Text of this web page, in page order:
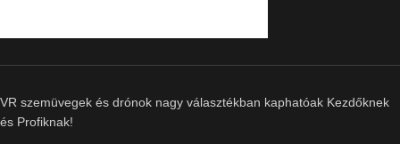
VR szemüvegek és drónok nagy választékban kaphatóak Kezdőknek
és Profiknak!